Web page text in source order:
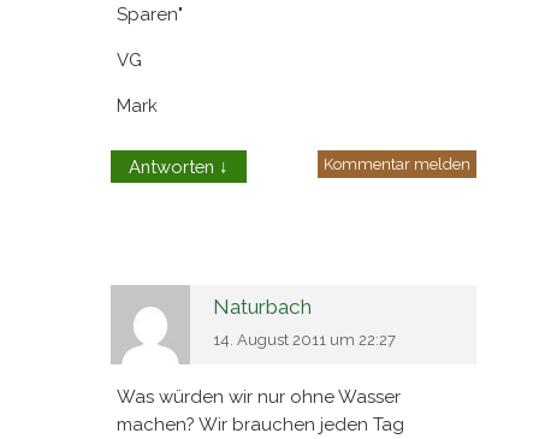
Sparen"
VG
Mark
Antworten ↓ Kommentar melden
Naturbach
14. August 2011 um 22:27
Was würden wir nur ohne Wasser
machen? Wir brauchen jeden Tag